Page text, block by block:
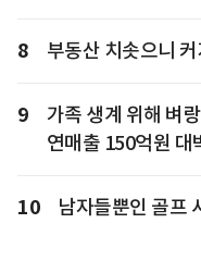
8 부동산 치솟으니
9
가족 생계 위해 벼
연매출 150억원 대
10 남자들뿐인 골프